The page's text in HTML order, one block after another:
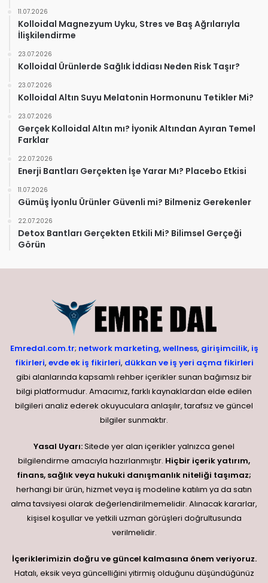
11.07.2026
Kolloidal Magnezyum Uyku, Stres ve Baş Ağrılarıyla
İlişkilendirme
23.07.2026
Kolloidal Ürünlerde Sağlık İddiası Neden Risk Taşır?
23.07.2026
Kolloidal Altın Suyu Melatonin Hormonunu Tetikler Mi?
23.07.2026
Gerçek Kolloidal Altın mı? İyonik Altından Ayıran Temel
Farklar
22.07.2026
Enerji Bantları Gerçekten İşe Yarar Mı? Placebo Etkisi
11.07.2026
Gümüş İyonlu Ürünler Güvenli mi? Bilmeniz Gerekenler
22.07.2026
Detox Bantları Gerçekten Etkili Mi? Bilimsel Gerçeği
Görün
Emredal.com.tr; network marketing, wellness, girişimcilik, iş
fikirleri, evde ek iş fikirleri, dükkan ve iş yeri açma fikirleri
gibi alanlarında kapsamlı rehber içerikler sunan bağımsız bir
bilgi platformudur. Amacımız, farklı kaynaklardan elde edilen
bilgileri analiz ederek okuyuculara anlaşılır, tarafsız ve güncel
bilgiler sunmaktır.
Yasal Uyarı:Sitede yer alan içerikler yalnızca genel
bilgilendirme amacıyla hazırlanmıştır. Hiçbir içerik yatırım,
finans, sağlık veya hukuki danışmanlık niteliği taşımaz;
herhangi bir ürün, hizmet veya iş modeline katılım ya da satın
alma tavsiyesi olarak değerlendirilmemelidir. Alınacak kararlar,
kişisel koşullar ve yetkili uzman görüşleri doğrultusunda
verilmelidir.
İçeriklerimizin doğru ve güncel kalmasına önem veriyoruz.
Hatalı, eksik veya güncelliğini yitirmiş olduğunu düşündüğünüz